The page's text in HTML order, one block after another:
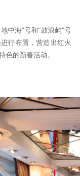
中海”号和“鼓浪屿”号
行布置，营造出红火
色的新春活动。